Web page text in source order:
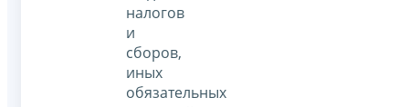
налогов
и
сборов,
иных
обязательных